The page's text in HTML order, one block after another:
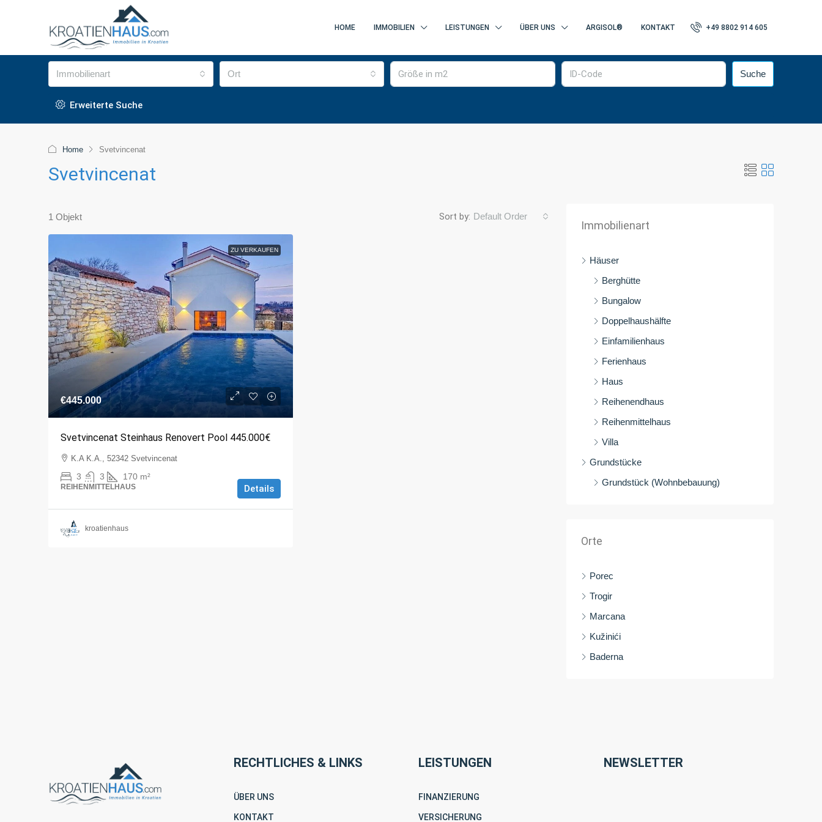
HOME IMMOBILIEN LEISTUNGEN ÜBER UNS ARGISOL® KONTAKT +49 8802 914 605
Immobilienart Ort Suche
Erweiterte Suche
Home Svetvincenat
Svetvincenat
1 Objekt Sort by: Default Order
ZU VERKAUFEN
€445.000
Svetvincenat Steinhaus Renovert Pool 445.000€
K.A K.A., 52342 Svetvincenat
3 3 170 m²
REIHENMITTELHAUS Details
kroatienhaus
Immobilienart
Häuser
Berghütte
Bungalow
Doppelhaushälfte
Einfamilienhaus
Ferienhaus
Haus
Reihenendhaus
Reihenmittelhaus
Villa
Grundstücke
Grundstück (Wohnbebauung)
Orte
Porec
Trogir
Marcana
Kužinići
Baderna
RECHTLICHES & LINKS
ÜBER UNS
KONTAKT
LEISTUNGEN
FINANZIERUNG
VERSICHERUNG
NEWSLETTER